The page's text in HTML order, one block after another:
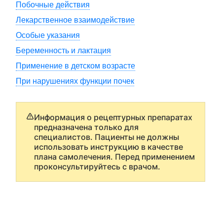
Побочные действия
Лекарственное взаимодействие
Особые указания
Беременность и лактация
Применение в детском возрасте
При нарушениях функции почек
Информация о рецептурных препаратах
предназначена только для
специалистов. Пациенты не должны
использовать инструкцию в качестве
плана самолечения. Перед применением
проконсультируйтесь с врачом.